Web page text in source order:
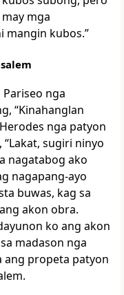
mga
mangin kubos.”
nga
“Kinahanglan
nga patyon
“Lakat, sugiri ninyo
nagatabog ako
nagapang-ayo
buwas, kag sa
akon obra.
ko ang akon
madason nga
ang propeta patyon